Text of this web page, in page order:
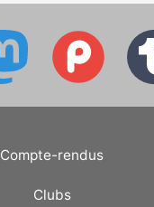
Compte-rendus
Clubs